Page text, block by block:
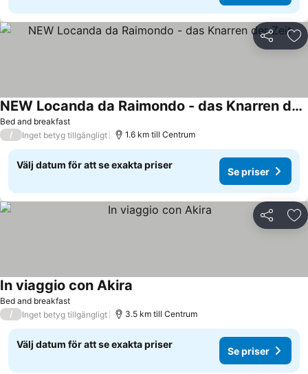
Dela
Bed and breakfast
NEW Locanda da Raimondo - das Knarren der Zeit
Se priser
/ Inget betyg tillgängligt 1.6 km till Centrum
Välj datum för att se exakta priser
Se priser
Dela
Bed and breakfast
In viaggio con Akira
/ Inget betyg tillgängligt 3.5 km till Centrum
Välj datum för att se exakta priser
Se priser